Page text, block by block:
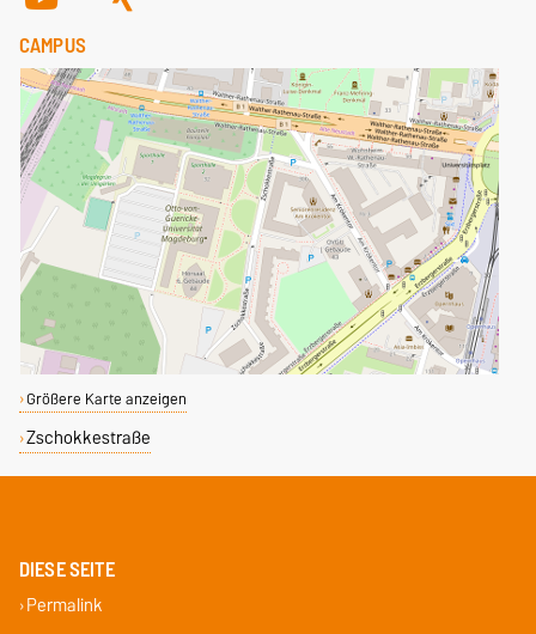
CAMPUS
Größere Karte anzeigen
Zschokkestraße
DIESE SEITE
Permalink